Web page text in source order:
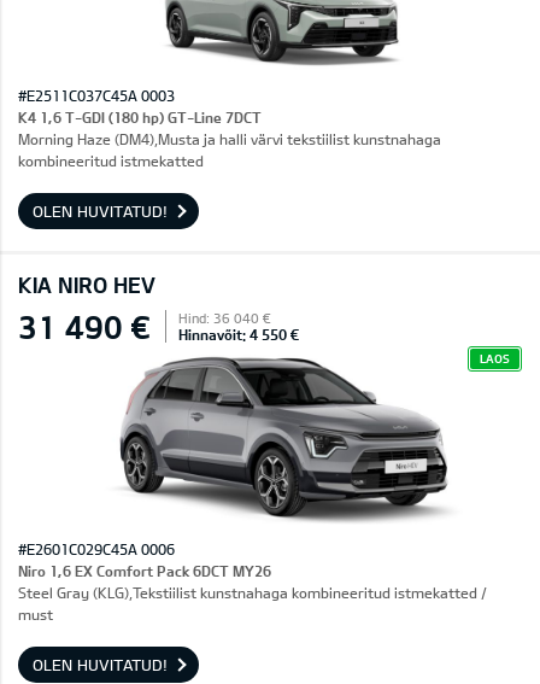
#E2511C037C45A 0003
K4 1,6 T-GDI (180 hp) GT-Line 7DCT
Morning Haze (DM4),Musta ja halli värvi tekstiilist kunstnahaga
kombineeritud istmekatted
OLEN HUVITATUD!
KIA NIRO HEV
31 490 € Hind: 36 040 €
Hinnavõit: 4 550 €
LAOS
#E2601C029C45A 0006
Niro 1,6 EX Comfort Pack 6DCT MY26
Steel Gray (KLG),Tekstiilist kunstnahaga kombineeritud istmekatted /
must
OLEN HUVITATUD!